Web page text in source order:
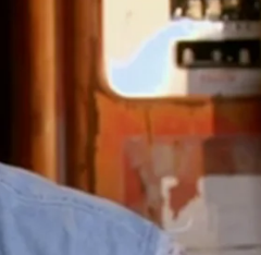
WhatsappFacebook
X